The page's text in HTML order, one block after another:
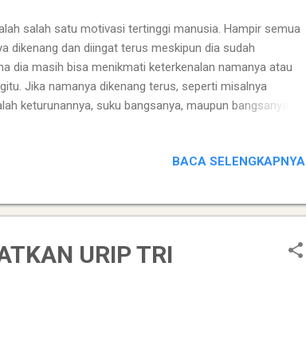
salah satu motivasi tertinggi manusia. Hampir semua
dikenang dan diingat terus meskipun dia sudah
dia masih bisa menikmati keterkenalan namanya atau
Jika namanya dikenang terus, seperti misalnya
keturunannya, suku bangsanya, maupun bangsanya.
manusia di dunia dimana dia pernah hidup. Orang
berprestasi, yang memerlukan kerja keras, atau
kebangsaan atau pun sekelomp...
BACA SELENGKAPNYA
URIP TRI